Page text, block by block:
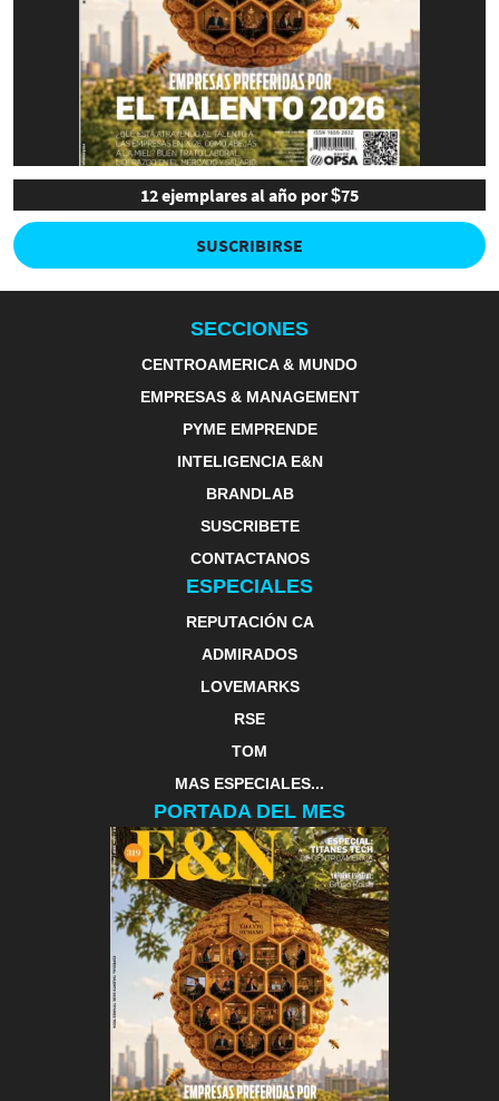
12 ejemplares al año por $75
SUSCRIBIRSE
SECCIONES
CENTROAMERICA & MUNDO
EMPRESAS & MANAGEMENT
PYME EMPRENDE
INTELIGENCIA E&N
BRANDLAB
SUSCRIBETE
CONTACTANOS
ESPECIALES
REPUTACIÓN CA
ADMIRADOS
LOVEMARKS
RSE
TOM
MAS ESPECIALES...
PORTADA DEL MES